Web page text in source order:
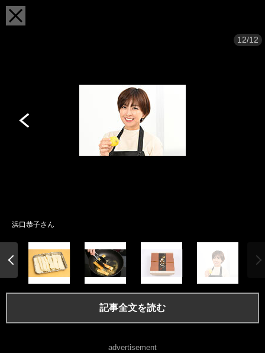
12/12
浜口恭子さん
記事全文を読む
advertisement